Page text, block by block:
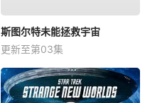
斯图尔特未能拯救宇宙
更新至第03集